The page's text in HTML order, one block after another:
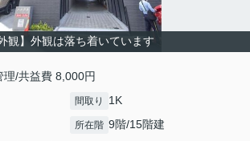
外観】外観は落ち着いています
理/共益費 8,000円
間取り 1K
所在階 9階/15階建